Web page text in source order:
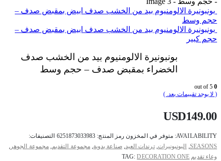
بونبونيرة الالومنيوم بيد من الخشب صدف ابيض بمقبض صدف –
حجم وسط
بونبونيرة الالومنيوم بيد من الخشب صدف ابيض بمقبض صدف –
حجم كبير
بونبونيرة الالومنيوم بيد من الخشب صدف
الخضراء بمقبض صدف – حجم وسط
0
( لا يوجد تقييمات بعد. )
USD149.00
AVAILABILITY: متوفر في المخزون رمز المنتج: 6251873033983 التصنيفات:
SEASONS
, البونبونيرات,ترندات العيد,صناعة يدوية,مجموعة التقديم,مجموعة الجوهر ,
وعاء تقديم
TAG:DECORATION ONE